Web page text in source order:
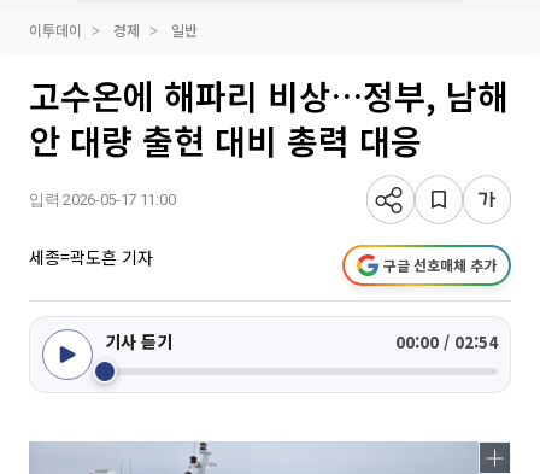
이투데이 경제 일반
고수온에 해파리 비상…정부, 남해
안 대량 출현 대비 총력 대응
입력 2026-05-17 11:00
세종=곽도흔 기자 구글 선호매체 추가
기사 듣기 00:00 / 02:54